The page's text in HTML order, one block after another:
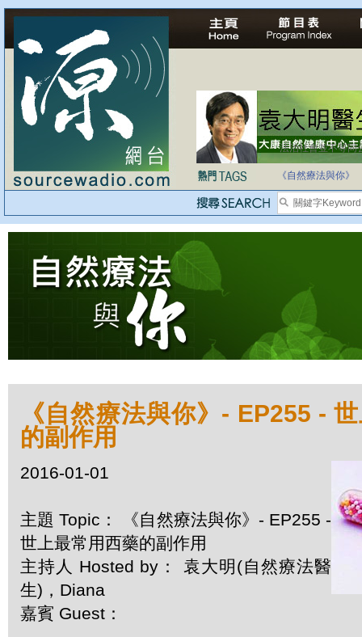
法治社會並不等同
《自然療法與你》
《自然療法與你》- EP255 -
的副作用
2016-01-01
主題 Topic： 《自然療法與你》- EP255 -
世上最常用西藥的副作用
主持人 Hosted by： 袁大明(自然療法醫
生)，Diana
嘉賓 Guest：